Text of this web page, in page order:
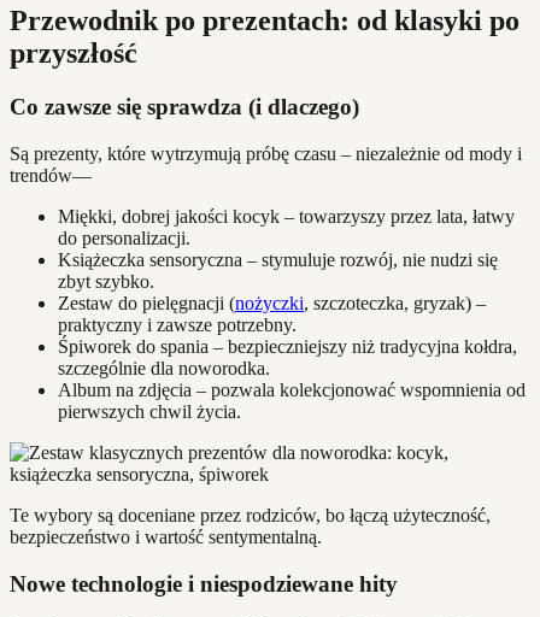
Przewodnik po prezentach: od klasyki po
przyszłość
Co zawsze się sprawdza (i dlaczego)
Są prezenty, które wytrzymują próbę czasu – niezależnie od mody i
trendów—
Miękki, dobrej jakości kocyk – towarzyszy przez lata, łatwy
do personalizacji.
Książeczka sensoryczna – stymuluje rozwój, nie nudzi się
zbyt szybko.
Zestaw do pielęgnacji (nożyczki, szczoteczka, gryzak) –
praktyczny i zawsze potrzebny.
Śpiworek do spania – bezpieczniejszy niż tradycyjna kołdra,
szczególnie dla noworodka.
Album na zdjęcia – pozwala kolekcjonować wspomnienia od
pierwszych chwil życia.
Te wybory są doceniane przez rodziców, bo łączą użyteczność,
bezpieczeństwo i wartość sentymentalną.
Nowe technologie i niespodziewane hity